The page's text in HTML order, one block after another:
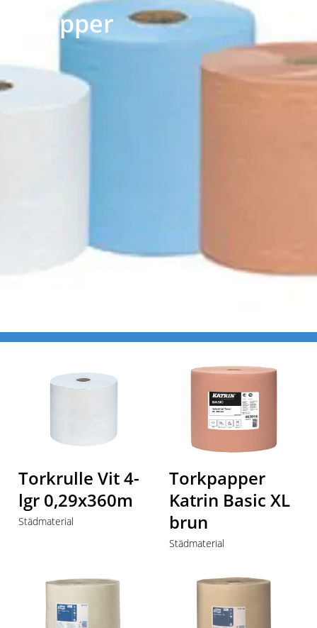
Papper
Torkrulle Vit 4-
lgr 0,29x360m
Städmaterial
Torkpapper
Katrin Basic XL
brun
Städmaterial